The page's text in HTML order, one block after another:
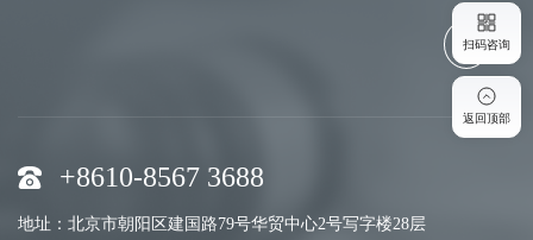
+8610-8567 3688
地址：北京市朝阳区建国路79号华贸中心2号写字楼28层
扫码咨询
返回顶部